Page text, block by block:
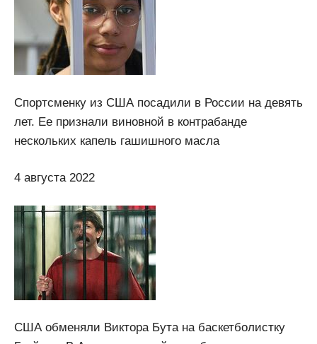
Спортсменку из США посадили в России на девять
лет. Ее признали виновной в контрабанде
нескольких капель гашишного масла
4 августа 2022
США обменяли Виктора Бута на баскетболистку